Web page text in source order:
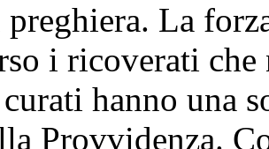
La
i ricoverati
hanno una
Provvidenza.